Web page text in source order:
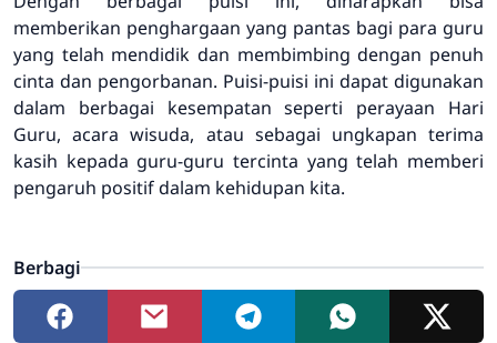
memberikan penghargaan yang pantas bagi para guru
yang telah mendidik dan membimbing dengan penuh
cinta dan pengorbanan. Puisi-puisi ini dapat digunakan
dalam berbagai kesempatan seperti perayaan Hari
Guru, acara wisuda, atau sebagai ungkapan terima
kasih kepada guru-guru tercinta yang telah memberi
pengaruh positif dalam kehidupan kita.
Berbagi